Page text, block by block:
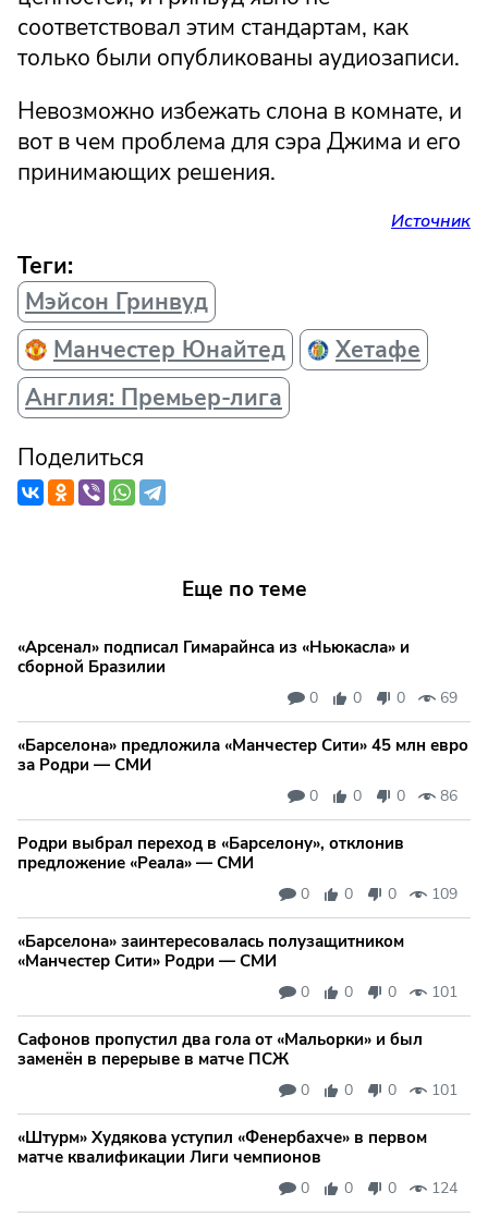
соответствовал этим стандартам, как
только были опубликованы аудиозаписи.
Невозможно избежать слона в комнате, и
вот в чем проблема для сэра Джима и его
принимающих решения.
Источник
Теги:
Мэйсон Гринвуд
Манчестер Юнайтед
Хетафе
Англия: Премьер-лига
Поделиться
Еще по теме
«Арсенал» подписал Гимарайнса из «Ньюкасла» и
сборной Бразилии
0 0 0 69
«Барселона» предложила «Манчестер Сити» 45 млн евро
за Родри — СМИ
0 0 0 86
Родри выбрал переход в «Барселону», отклонив
предложение «Реала» — СМИ
0 0 0 109
«Барселона» заинтересовалась полузащитником
«Манчестер Сити» Родри — СМИ
0 0 0 101
Сафонов пропустил два гола от «Мальорки» и был
заменён в перерыве в матче ПСЖ
0 0 0 101
«Штурм» Худякова уступил «Фенербахче» в первом
матче квалификации Лиги чемпионов
0 0 0 124